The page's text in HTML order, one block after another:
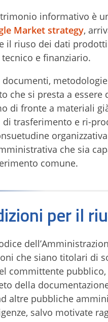
informativo è
Market strategy,
il riuso dei dati
e finanziario.
che si presta a
di fronte a materiali
trasferimento e ri-
che sia
comune.
per il
che siano titolari di
committente
della
altre pubbliche
salvo motivate